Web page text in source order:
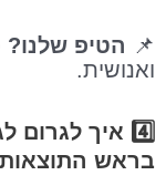
📌 הטיפ שלנו?
ואנושית.
4️⃣ איך
בראש